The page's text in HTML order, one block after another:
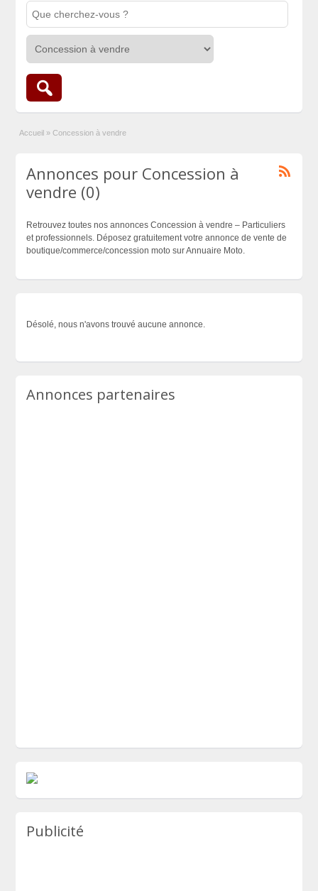
Accueil » Concession à vendre
Annonces pour Concession à
vendre (0)
Retrouvez toutes nos annonces Concession à vendre – Particuliers
et professionnels. Déposez gratuitement votre annonce de vente de
boutique/commerce/concession moto sur Annuaire Moto.
Désolé, nous n'avons trouvé aucune annonce.
Annonces partenaires
Publicité